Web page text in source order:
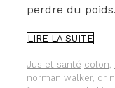
perdre du
LIRE LA SUITE
OU
LA
Catégories
Jus et santé colon
norman walker, dr